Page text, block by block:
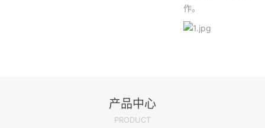
作。
产品中心
PRODUCT